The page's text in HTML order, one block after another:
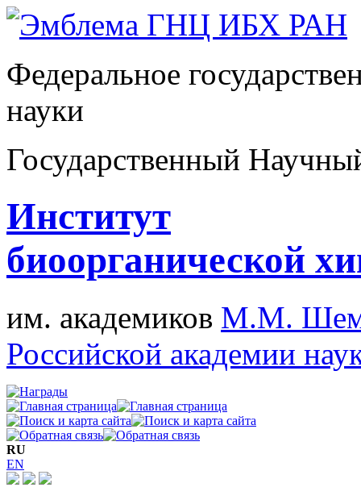
Федеральное
науки
Государственный
Институт
биоорганической
им. академиков М.М.
Российской академии
RU
EN